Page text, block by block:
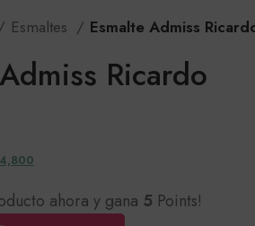
Esmaltes Esmalte Admiss
Ricardo
ahora y gana 5 Points!